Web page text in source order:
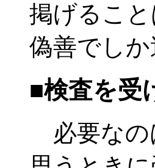
掲げるこ
偽善でしか
■検査を受
必要なの